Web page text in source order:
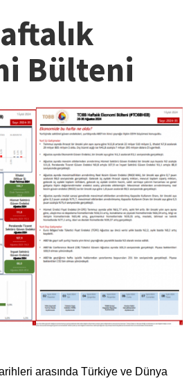
Bülteni
arasında Türkiye ve Dünya